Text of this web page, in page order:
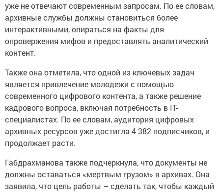
уже не отвечают современным запросам. По ее словам,
архивные службы должны становиться более
интерактивными, опираться на факты для
опровержения мифов и предоставлять аналитический
контент.
Также она отметила, что одной из ключевых задач
является привлечение молодежи с помощью
современного цифрового контента, а также решение
кадрового вопроса, включая потребность в IT-
специалистах. По ее словам, аудитория цифровых
архивных ресурсов уже достигла 4 382 подписчиков, и
продолжает расти.
Габдрахманова также подчеркнула, что документы не
должны оставаться «мертвым грузом» в архивах. Она
заявила, что цель работы – сделать так, чтобы каждый